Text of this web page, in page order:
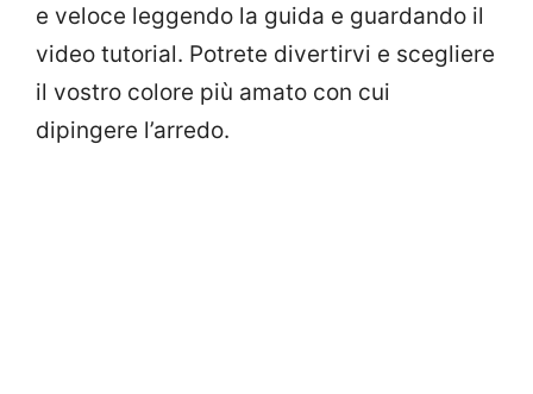
e veloce leggendo la guida e guardando il
video tutorial. Potrete divertirvi e scegliere
il vostro colore più amato con cui
dipingere l’arredo.